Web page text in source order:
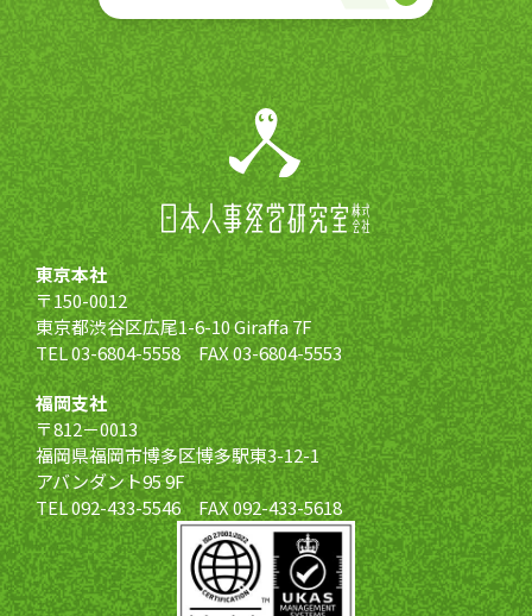
東京本社
〒150-0012
東京都渋谷区広尾1-6-10 Giraffa 7F
TEL 03-6804-5558 FAX 03-6804-5553
福岡支社
〒812－0013
福岡県福岡市博多区博多駅東3-12-1
アバンダント95 9F
TEL 092-433-5546 FAX 092-433-5618